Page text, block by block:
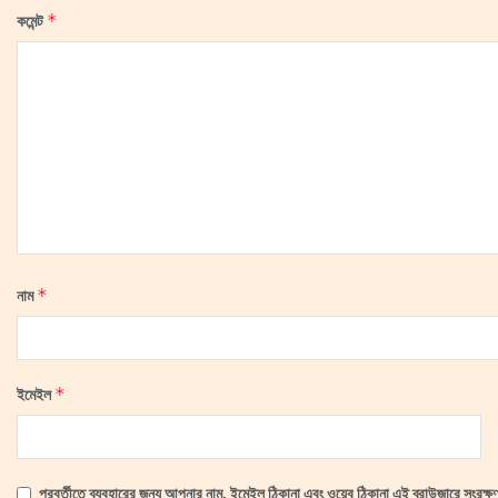
কমেন্ট*
নাম*
ইমেইল*
পরবর্তীতে ব্যবহারের জন্য আপনার নাম, ইমেইল ঠিকানা এবং ওয়েব ঠিকানা এই ব্রাউজারে